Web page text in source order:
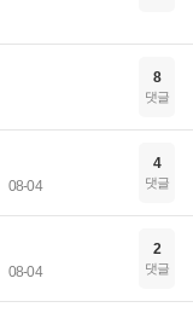
8
댓글
08-04
4
댓글
08-04
2
댓글